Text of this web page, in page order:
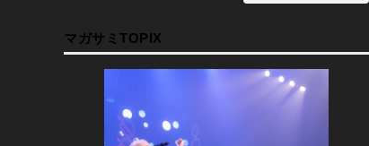
マガサミTOPIX